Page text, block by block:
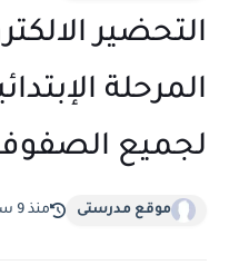
التحضير
المرحلة
لجميع
موقع مدرستى منذ 9 سنة